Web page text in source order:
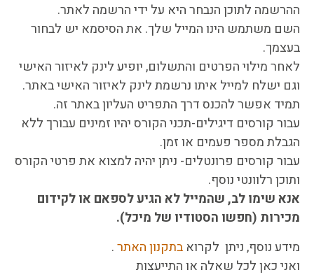
ההרשמה לתוכן הנבחר היא על ידי הרשמה לאתר.
השם משתמש הינו המייל שלך. את הסיסמא יש לבחור
בעצמך.
לאחר מילוי הפרטים והתשלום, יופיע לינק לאיזור האישי
וגם ישלח למייל איתו נרשמת לינק לאיזור האישי באתר.
תמיד אפשר להכנס דרך התפריט העליון באתר זה.
עבור קורסים דיגילים-תכני הקורס יהיו זמינים עבורך ללא
הגבלת מספר פעמים או זמן.
עבור קורסים פרונטלים- ניתן יהיה למצוא את פרטי הקורס
ותוכן רלוונטי נוסף.
אנא שימו לב, שהמייל לא הגיע לספאם או לקידום
מכירות (חפשו הסטודיו של מיכל).
מידע נוסף, ניתן לקרוא בתקנון האתר.
ואני כאן לכל שאלה או התייעצות